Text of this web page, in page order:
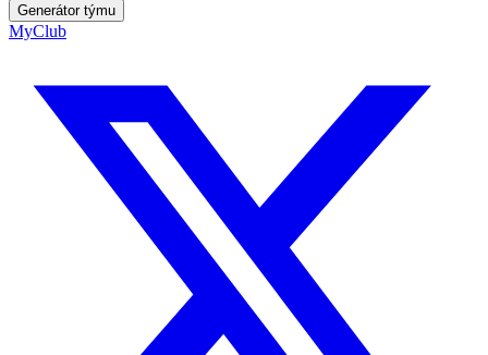
Generátor týmu
MyClub